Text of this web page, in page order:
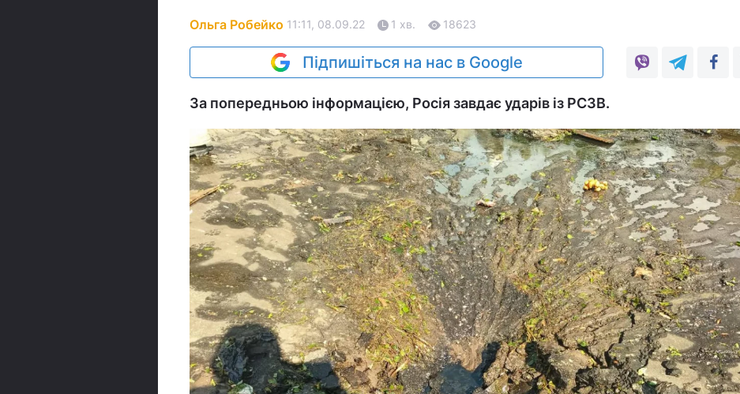
Ольга Робейко 11:11, 08.09.22 1 хв. 18623
Підпишіться на нас в Google
За попередньою інформацією, Росія завдає ударів із РСЗВ.